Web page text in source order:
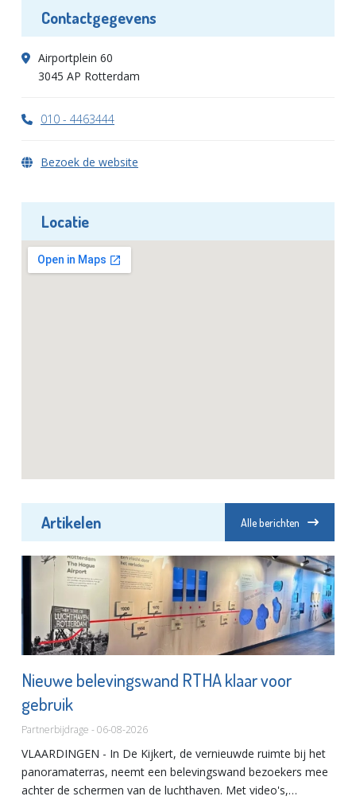
Contactgegevens
Airportplein 60
3045 AP Rotterdam
010 - 4463444
Bezoek de website
Locatie
Artikelen Alle berichten
Nieuwe belevingswand RTHA klaar voor
gebruik
Partnerbijdrage - 06-08-2026
VLAARDINGEN - In De Kijkert, de vernieuwde ruimte bij het
panoramaterras, neemt een belevingswand bezoekers mee
achter de schermen van de luchthaven. Met video's,